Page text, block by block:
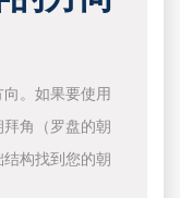
。如果要使用
角（罗盘的朝
构找到您的朝